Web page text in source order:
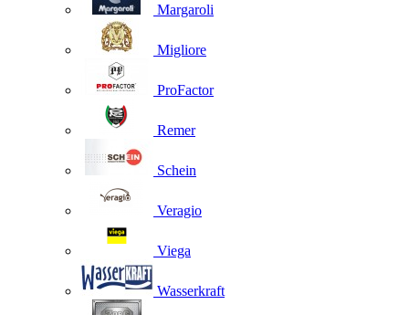
Margaroli
Migliore
ProFactor
Remer
Schein
Veragio
Viega
Wasserkraft